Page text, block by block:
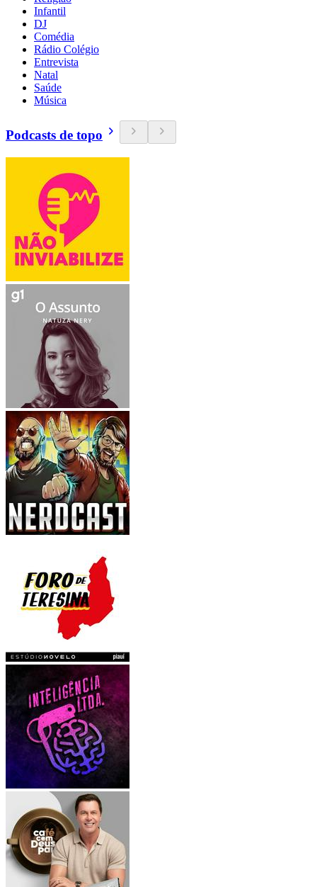
Infantil
DJ
Comédia
Rádio Colégio
Entrevista
Natal
Saúde
Música
Podcasts de topo